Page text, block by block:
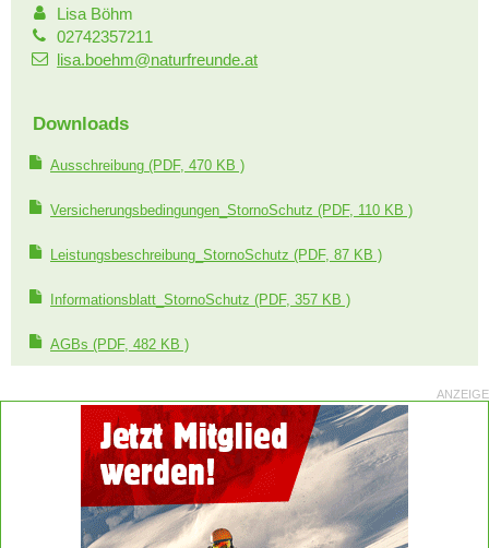
Lisa Böhm
02742357211
lisa.boehm@naturfreunde.at
Downloads
Ausschreibung (PDF, 470 KB )
Versicherungsbedingungen_StornoSchutz (PDF, 110 KB )
Leistungsbeschreibung_StornoSchutz (PDF, 87 KB )
Informationsblatt_StornoSchutz (PDF, 357 KB )
AGBs (PDF, 482 KB )
ANZEIGE